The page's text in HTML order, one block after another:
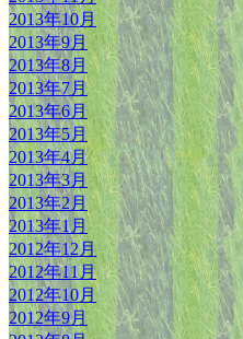
2013年10月
2013年9月
2013年8月
2013年7月
2013年6月
2013年5月
2013年4月
2013年3月
2013年2月
2013年1月
2012年12月
2012年11月
2012年10月
2012年9月